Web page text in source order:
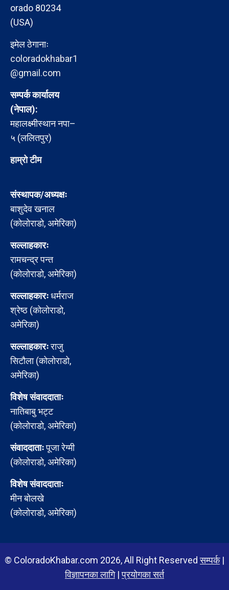
orado 80234
(USA)
इमेल ठेगानाः
coloradokhabar1
@gmail.com
सम्पर्क कार्यालय
(नेपाल):
महालक्ष्मीस्थान नपा–
५ (ललितपुर)
हाम्रो टीम
संस्थापक/अध्यक्षः
बाशुदेव खनाल
(कोलोराडो, अमेरिका)
सल्लाहकारः
रामचन्द्र पन्त
(कोलोराडो, अमेरिका)
सल्लाहकारःधर्मराज
श्रेष्ठ (कोलोराडो,
अमेरिका)
सल्लाहकारःराजु
सिटौला (कोलोराडो,
अमेरिका)
विशेष संवाददाताः
नातिबाबु भट्ट
(कोलोराडो, अमेरिका)
संवाददाताःपूजा रेग्मी
(कोलोराडो, अमेरिका)
विशेष संवाददाताः
मीन बोलखे
(कोलोराडो, अमेरिका)
© ColoradoKhabar.com 2026, All Right Reservedसम्पर्क|
विज्ञापनका लागि|प्रयोगका सर्त